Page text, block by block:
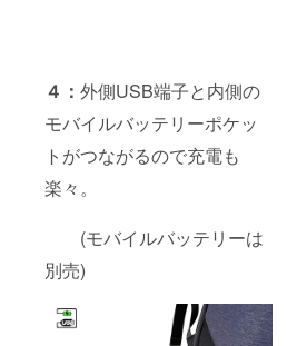
４： 外側USB端子と内側の
モバイルバッテリーポケッ
トがつながるので充電も
楽々。
(モバイルバッテリーは
別売)